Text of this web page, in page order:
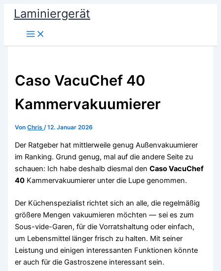
Zum
Inhalt
springen
Laminiergerät
Caso VacuChef 40
Kammervakuumierer
VonChris/12. Januar 2026
Der Ratgeber hat mittlerweile genug Außenvakuumierer
im Ranking. Grund genug, mal auf die andere Seite zu
schauen: Ich habe deshalb diesmal denCaso VacuChef
40 Kammervakuumierer unter die Lupe genommen.
Der Küchenspezialist richtet sich an alle, die regelmäßig
größere Mengen vakuumieren möchten — sei es zum
Sous-vide-Garen, für die Vorratshaltung oder einfach,
um Lebensmittel länger frisch zu halten. Mit seiner
Leistung und einigen interessanten Funktionen könnte
er auch für die Gastroszene interessant sein.